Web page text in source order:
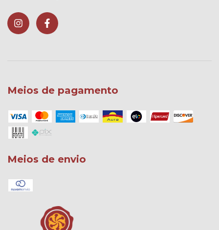
Meios de pagamento
Meios de envio